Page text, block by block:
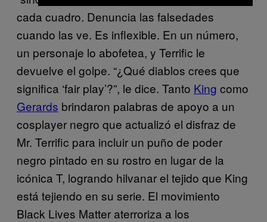
cada cuadro. Denuncia las falsedades
cuando las ve. Es inflexible. En un número,
un personaje lo abofetea, y Terrific le
devuelve el golpe. “¿Qué diablos crees que
significa ‘fair play’?”, le dice. Tanto King como
Gerards brindaron palabras de apoyo a un
cosplayer negro que actualizó el disfraz de
Mr. Terrific para incluir un puño de poder
negro pintado en su rostro en lugar de la
icónica T, logrando hilvanar el tejido que King
está tejiendo en su serie. El movimiento
Black Lives Matter aterroriza a los